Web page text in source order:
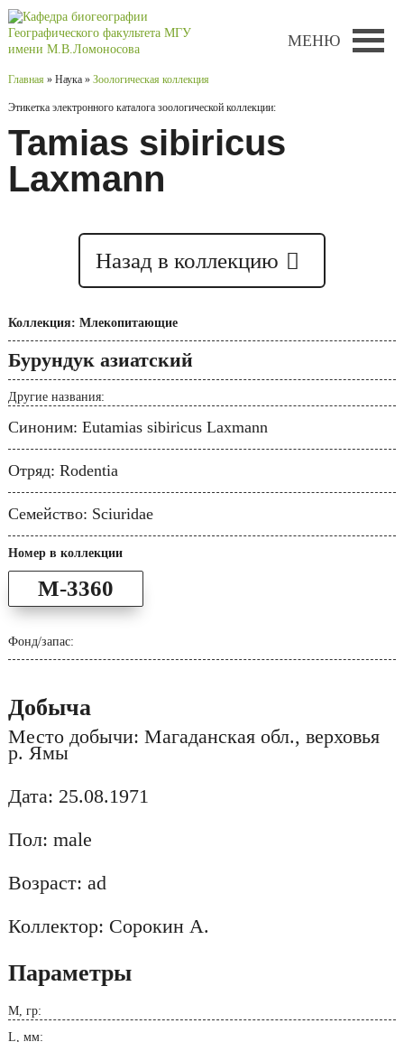
МЕНЮ
Главная » Наука » Зоологическая коллекция
Этикетка электронного каталога зоологической коллекции:
Tamias sibiricus
Laxmann
Назад в коллекцию
Коллекция: Млекопитающие
Бурундук азиатский
Другие названия:
Синоним: Eutamias sibiricus Laxmann
Отряд: Rodentia
Семейство: Sciuridae
Номер в коллекции
M-3360
Фонд/запас:
Добыча
Место добычи: Магаданская обл., верховья
р. Ямы
Дата: 25.08.1971
Пол: male
Возраст: ad
Коллектор: Сорокин А.
Параметры
M, гр:
L, мм: